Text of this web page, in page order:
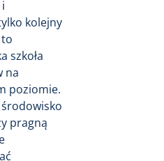
kolejny
szkoła
na
poziomie.
pragną